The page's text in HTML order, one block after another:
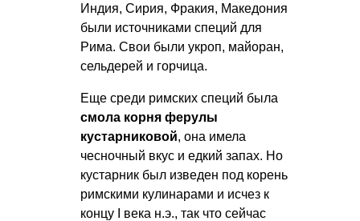
Индия, Сирия, Фракия, Македония
были источниками специй для
Рима. Свои были укроп, майоран,
сельдерей и горчица.
Еще среди римских специй была
смола корня ферулы
кустарниковой, она имела
чесночный вкус и едкий запах. Но
кустарник был изведен под корень
римскими кулинарами и исчез к
концу I века н.э., так что сейчас